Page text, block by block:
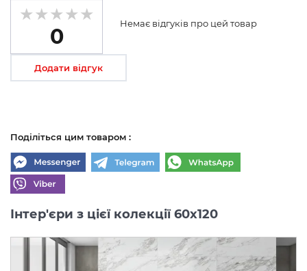
0
Немає відгуків про цей товар
Додати відгук
Поділіться цим товаром :
Інтер'єри з цієї колекції 60x120